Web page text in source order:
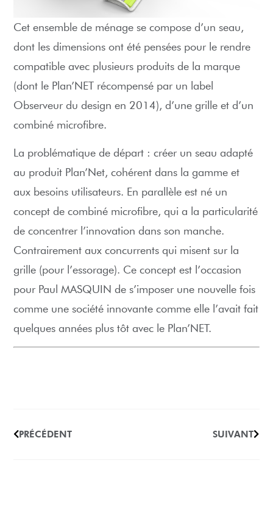
Cet ensemble de ménage se compose d’un seau,
dont les dimensions ont été pensées pour le rendre
compatible avec plusieurs produits de la marque
(dont le Plan’NET récompensé par un label
Observeur du design en 2014), d’une grille et d’un
combiné microfibre.
La problématique de départ : créer un seau adapté
au produit Plan’Net, cohérent dans la gamme et
aux besoins utilisateurs. En parallèle est né un
concept de combiné microfibre, qui a la particularité
de concentrer l’innovation dans son manche.
Contrairement aux concurrents qui misent sur la
grille (pour l’essorage). Ce concept est l’occasion
pour Paul MASQUIN de s’imposer une nouvelle fois
comme une société innovante comme elle l’avait fait
quelques années plus tôt avec le Plan’NET.
PRÉCÉDENT SUIVANT